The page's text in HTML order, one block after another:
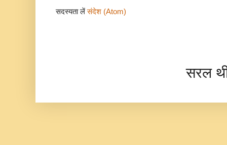
सदस्यता लेंसंदेश (Atom)
सरल